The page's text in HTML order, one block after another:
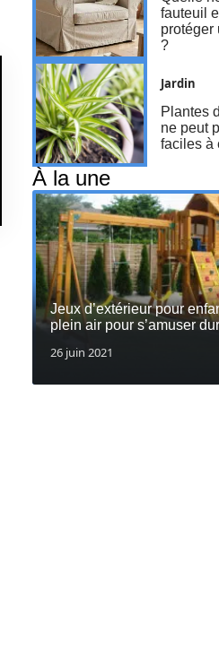
fauteuil
protéger
?
Jardin
Plantes
ne peut
faciles à
À la une
Jeux d’extérieur pour
plein air pour s’amuser
26 juin 2021